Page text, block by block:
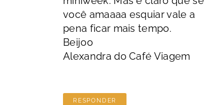
você amaaaa esquiar vale a
pena ficar mais tempo.
Beijoo
Alexandra do Café Viagem
RESPONDER